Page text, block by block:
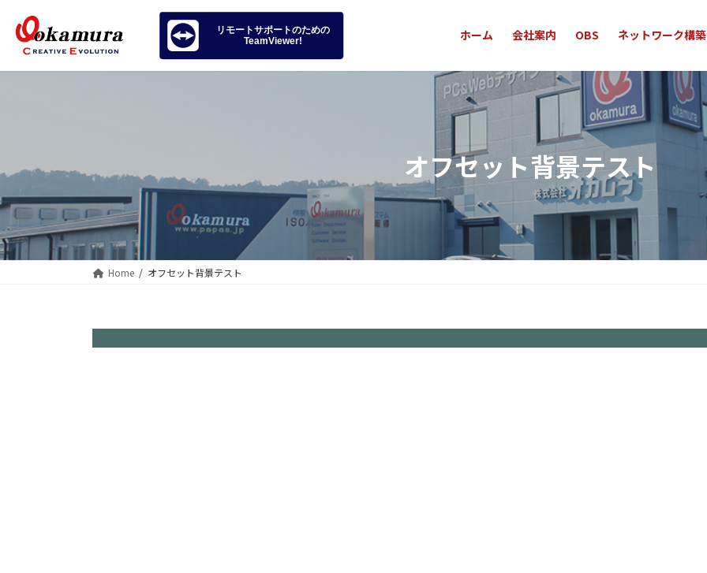
プ
動
リモートサポートのための
TeamViewer!
ホーム 会社案内 OBS ネットワーク構築
オフセット背景テスト
Home オフセット背景テスト